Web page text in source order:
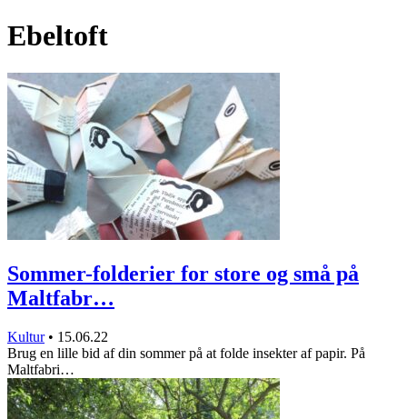
Ebeltoft
Sommer-folderier for store og små på
Maltfabr…
Kultur • 15.06.22
Brug en lille bid af din sommer på at folde insekter af papir. På
Maltfabri…